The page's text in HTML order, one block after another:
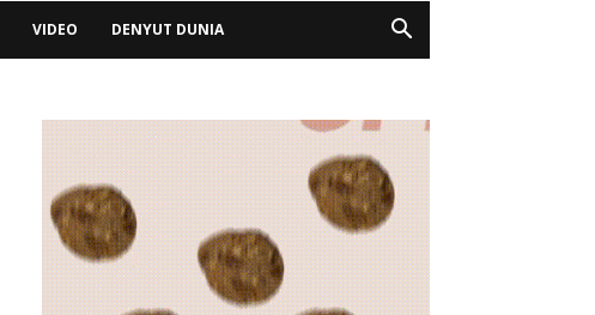
VIDEO DENYUT DUNIA